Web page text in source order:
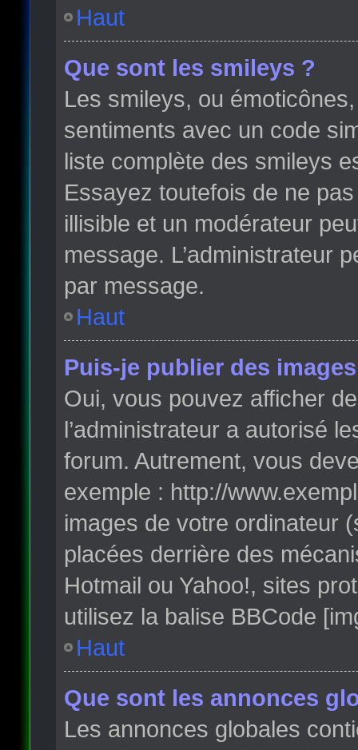
Haut
Que sont les smileys ?
Les smileys, ou
sentiments avec un code
liste complète des smileys
Essayez toutefois de ne
illisible et un modérateur
message. L’administrateur
par message.
Haut
Puis-je publier des
Oui, vous pouvez afficher
l’administrateur a autorisé
forum. Autrement, vous
exemple : http://
images de votre ordinateur
placées derrière des
Hotmail ou Yahoo!, sites
utilisez la balise BBCode
Haut
Que sont les annonces
Les annonces globales